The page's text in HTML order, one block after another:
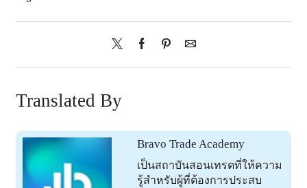
Translated By
Bravo Trade Academy
เป็นสถาบันสอนเทรดที่ให้ความ
รู้สำหรับผู้ที่ต้องการประสบ